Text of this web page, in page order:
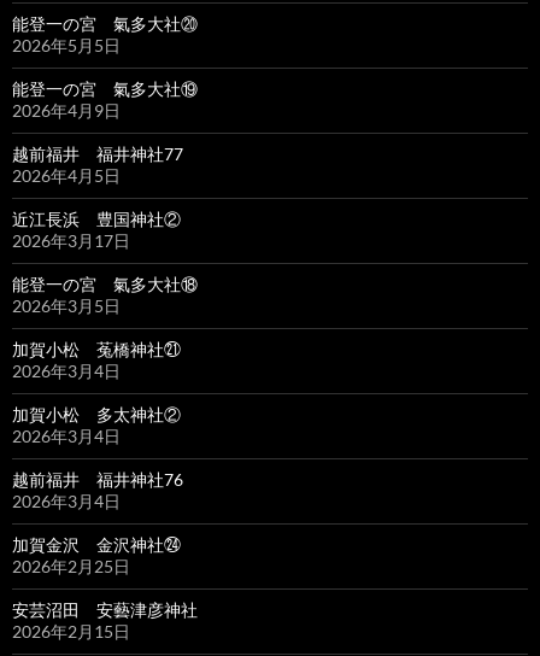
能登一の宮 氣多大社⑳
2026年5月5日
能登一の宮 氣多大社⑲
2026年4月9日
越前福井 福井神社77
2026年4月5日
近江長浜 豊国神社②
2026年3月17日
能登一の宮 氣多大社⑱
2026年3月5日
加賀小松 菟橋神社㉑
2026年3月4日
加賀小松 多太神社②
2026年3月4日
越前福井 福井神社76
2026年3月4日
加賀金沢 金沢神社㉔
2026年2月25日
安芸沼田 安藝津彦神社
2026年2月15日